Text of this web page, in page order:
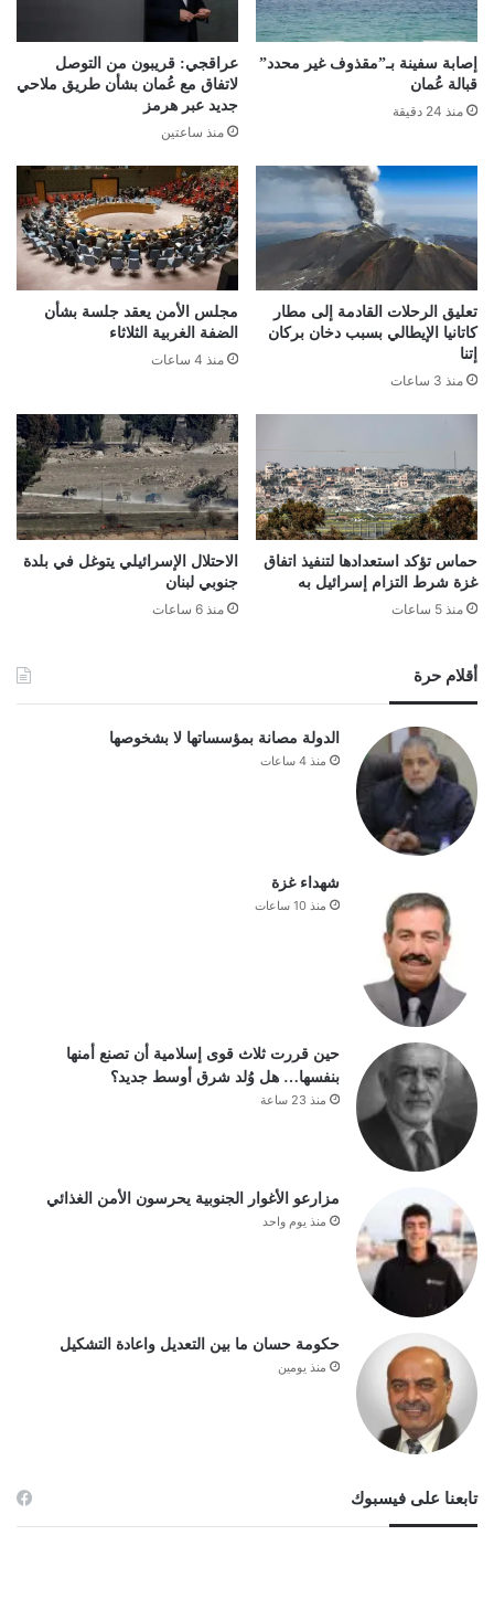
إصابة سفينة بـ”مقذوف غير محدد”
قبالة عُمان
منذ 24 دقيقة
عراقجي: قريبون من التوصل
لاتفاق مع عُمان بشأن طريق ملاحي
جديد عبر هرمز
منذ ساعتين
تعليق الرحلات القادمة إلى مطار
كاتانيا الإيطالي بسبب دخان بركان
إتنا
منذ 3 ساعات
مجلس الأمن يعقد جلسة بشأن
الضفة الغربية الثلاثاء
منذ 4 ساعات
حماس تؤكد استعدادها لتنفيذ اتفاق
غزة شرط التزام إسرائيل به
منذ 5 ساعات
الاحتلال الإسرائيلي يتوغل في بلدة
جنوبي لبنان
منذ 6 ساعات
أقلام حرة
الدولة مصانة بمؤسساتها لا بشخوصها
منذ 4 ساعات
شهداء غزة
منذ 10 ساعات
حين قررت ثلاث قوى إسلامية أن تصنع أمنها
بنفسها… هل وُلد شرق أوسط جديد؟
منذ 23 ساعة
مزارعو الأغوار الجنوبية يحرسون الأمن الغذائي
منذ يوم واحد
حكومة حسان ما بين التعديل واعادة التشكيل
منذ يومين
تابعنا على فيسبوك